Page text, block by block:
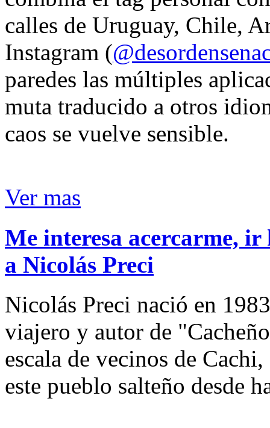
calles de Uruguay, Chile,
Instagram (
paredes las múltiples
muta traducido a otros
caos se vuelve sensible.
Ver mas
Me interesa acercarme,
a Nicolás Preci
Nicolás Preci nació en
viajero y autor de
escala de vecinos de
este pueblo salteño desde